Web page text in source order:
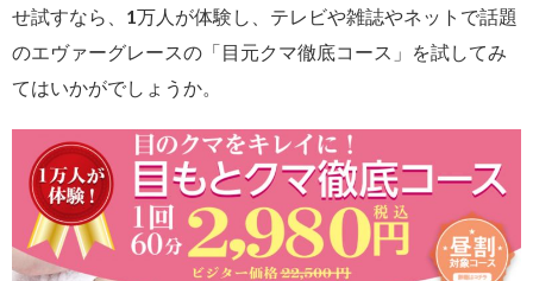
せ試すなら、1万人が体験し、テレビや雑誌やネットで話題
のエヴァーグレースの「目元クマ徹底コース」を試してみ
てはいかがでしょうか。